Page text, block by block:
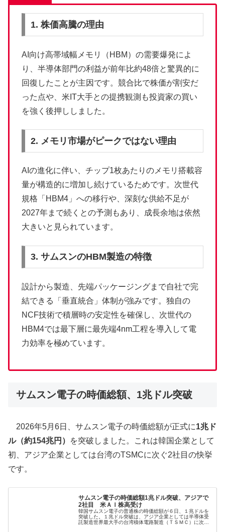
1. 株価高騰の理由
AI向け高帯域幅メモリ（HBM）の需要爆発によ
り、半導体部門の利益が前年比約48倍と驚異的に
回復したことが主因です。競合比で株価が割安だ
った点や、米IT大手との提携観測も投資家の買い
を強く後押ししました。
2. メモリ市場がピークではない理由
AIの進化に伴い、チップ1枚あたりのメモリ搭載容
量が構造的に増加し続けているためです。次世代
規格「HBM4」への移行や、深刻な供給不足が
2027年まで続くとの予測もあり、成長余地は依然
大きいと見られています。
3. サムスンのHBM製造の特徴
設計から製造、先端パッケージングまで自社で完
結できる「垂直統合」体制が強みです。独自の
NCF技術で積層時の安定性を確保し、次世代の
HBM4では最下層に最先端4nm工程を導入して電
力効率を極めています。
サムスン電子の時価総額、1兆ドル突破
2026年5月6日、サムスン電子の時価総額が正式に1兆ド
ル（約154兆円）
を突破しました。これは韓国企業として
初、アジア企業としては台湾のTSMCに次ぐ2社目の快挙
です。
サムスン電子の時価総額1兆ドル突破、アジアで
2社目 米ＡＩ株高受け
韓国サムスン電子の​普通株の時価‌総額が６日、１兆ドルを
突破した。１兆​ドル突破​は、アジア企業と⁠しては半​導体受
託製造​世界最大手の台湾積体電路製造（ＴＳＭＣ）に次い​